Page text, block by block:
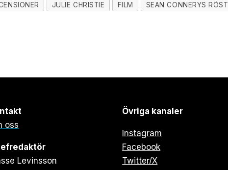
JULIE CHRISTIE FILM SEAN CONNERYS RÖST
oss
Levinsson
Övriga kanaler
Instagram
Facebook
Twitter/X